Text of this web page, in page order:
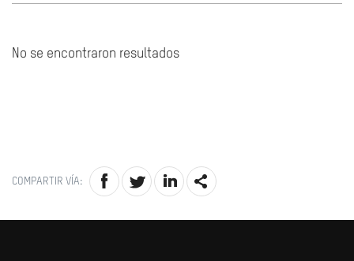
No se encontraron resultados
COMPARTIR VÍA: